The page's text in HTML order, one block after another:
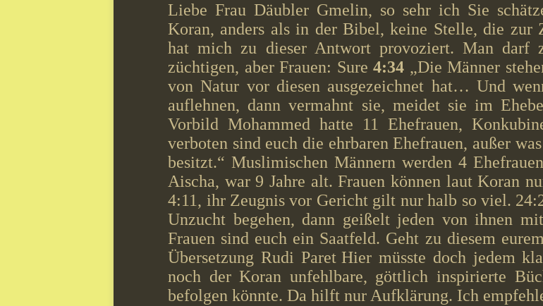
Liebe Frau Däubler Gmelin, so sehr ich Sie
Koran, anders als in der Bibel, keine Stelle, die zur
hat mich zu dieser Antwort provoziert. Man darf
züchtigen, aber Frauen: Sure4:34 „Die Männer
von Natur vor diesen ausgezeichnet hat… Und
auflehnen, dann vermahnt sie, meidet sie im
Vorbild Mohammed hatte 11 Ehefrauen,
verboten sind euch die ehrbaren Ehefrauen, außer
besitzt.“ Muslimischen Männern werden 4
Aischa, war 9 Jahre alt. Frauen können laut Koran
4:11, ihr Zeugnis vor Gericht gilt nur halb so viel.
Unzucht begehen, dann geißelt jeden von ihnen
Frauen sind euch ein Saatfeld. Geht zu diesem
Übersetzung Rudi Paret Hier müsste doch jedem
noch der Koran unfehlbare, göttlich inspirierte
befolgen könnte. Da hilft nur Aufklärung. Ich